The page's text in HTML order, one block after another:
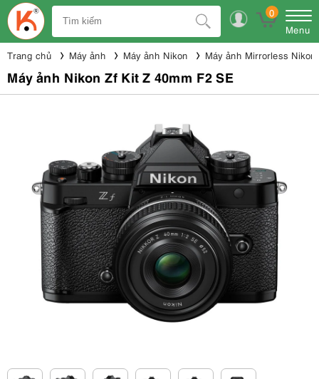
0
Menu
Trang chủ Máy ảnh Máy ảnh Nikon Máy ảnh Mirrorless Nikon
Máy ảnh Nikon Zf Kit Z 40mm F2 SE